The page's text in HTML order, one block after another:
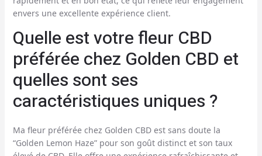
envers une excellente expérience client.
Quelle est votre fleur CBD
préférée chez Golden CBD et
quelles sont ses
caractéristiques uniques ?
Ma fleur préférée chez Golden CBD est sans doute la
“Golden Lemon Haze” pour son goût distinct et son taux